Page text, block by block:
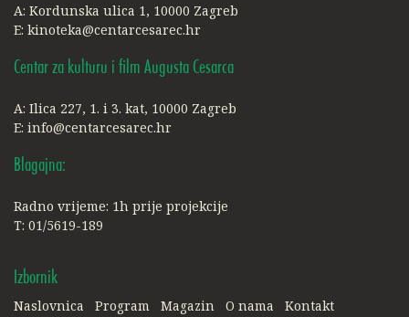
A: Kordunska ulica 1, 10000 Zagreb
E: kinoteka@centarcesarec.hr
Centar za kulturu i film Augusta Cesarca
A: Ilica 227, 1. i 3. kat, 10000 Zagreb
E: info@centarcesarec.hr
Blagajna:
Radno vrijeme: 1h prije projekcije
T: 01/5619-189
Izbornik
Naslovnica Program Magazin O nama
Kontakt